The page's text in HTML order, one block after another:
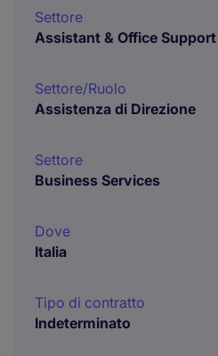
Settore
Assistant & Office Support
Settore/Ruolo
Assistenza di Direzione
Settore
Business Services
Dove
Italia
Tipo di contratto
Indeterminato